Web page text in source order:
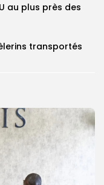
au plus près des
transportés